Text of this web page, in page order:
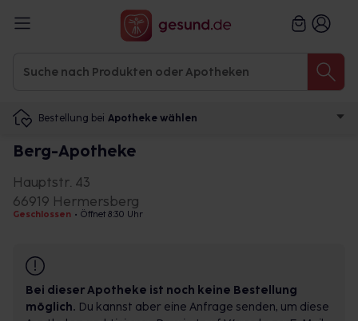
Bestellung bei Apotheke wählen
Berg-Apotheke
Hauptstr. 43
66919 Hermersberg
Geschlossen • Öffnet 8:30 Uhr
Bei dieser Apotheke ist noch keine Bestellung
möglich. Du kannst aber eine Anfrage senden, um diese